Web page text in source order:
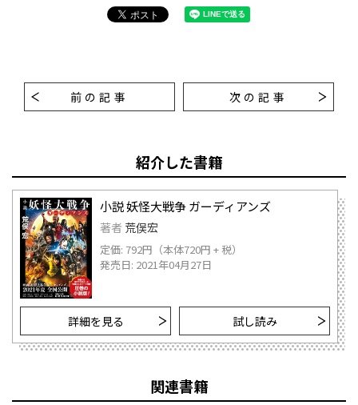
前の記事 次の記事
紹介した書籍
小説 妖怪大戦争 ガーディアンズ
著者 荒俣宏
定価: 792円（本体720円 + 税）
発売日: 2021年04月27日
詳細を見る 試し読み
関連書籍